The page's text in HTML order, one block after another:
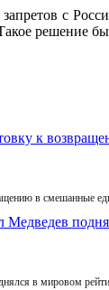
с
решение
в смешанные
в мировом